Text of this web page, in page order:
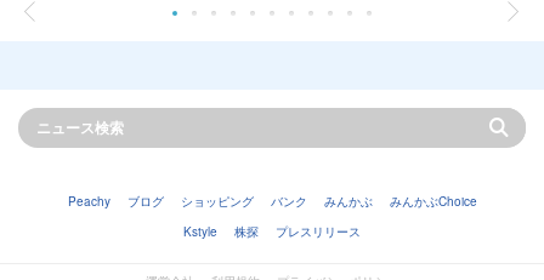
Peachy ブログ ショッピング バンク みんかぶ
みんかぶChoice
Kstyle
株探 プレスリリース